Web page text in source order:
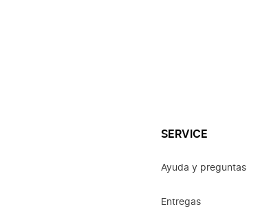
SERVICE
Ayuda y preguntas
Entregas